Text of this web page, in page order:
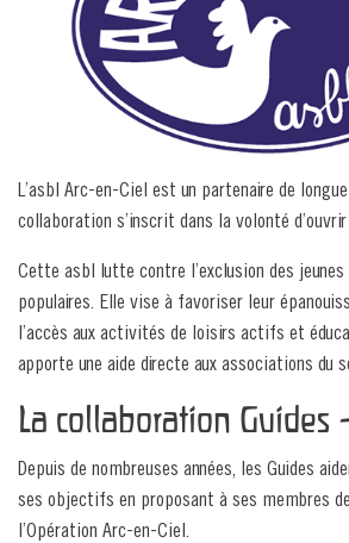
L’asbl Arc-en-Ciel est un partenaire de
collaboration s’inscrit dans la volonté
Cette asbl lutte contre l’exclusion des
populaires. Elle vise à favoriser leur
l’accès aux activités de loisirs actifs et
apporte une aide directe aux associations du
La collaboration Guides
Depuis de nombreuses années, les Guides
ses objectifs en proposant à ses membres
l’Opération Arc-en-Ciel.